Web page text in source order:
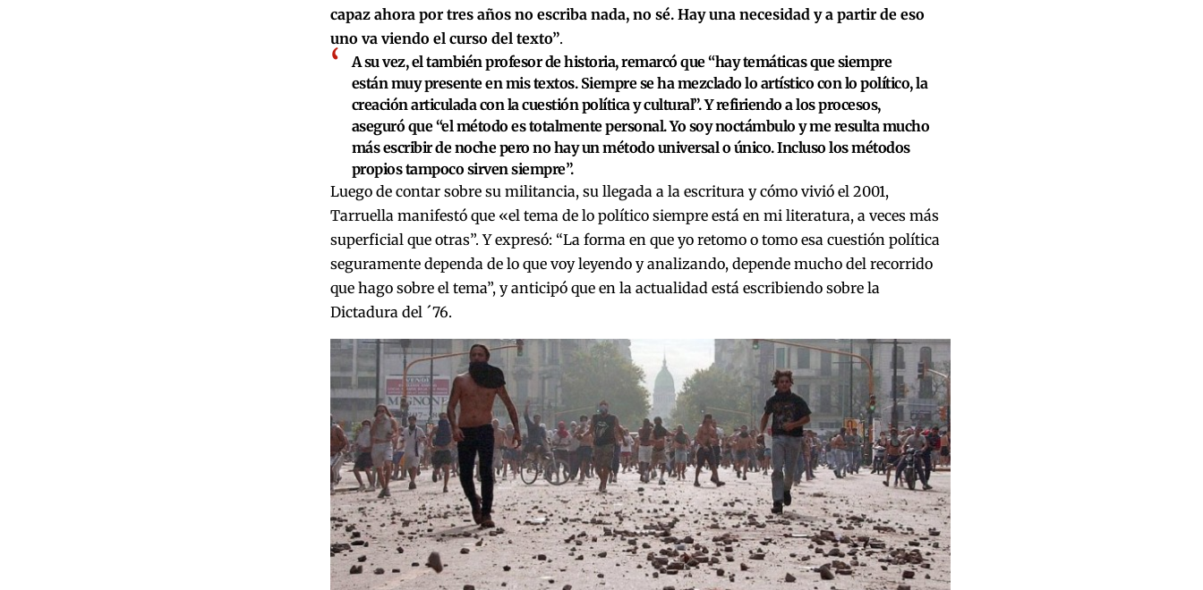
capaz ahora por tres años no escriba nada, no sé. Hay una necesidad y a partir de eso
uno va viendo el curso del texto”.
A su vez, el también profesor de historia, remarcó que “hay temáticas que siempre
están muy presente en mis textos. Siempre se ha mezclado lo artístico con lo político, la
creación articulada con la cuestión política y cultural”. Y refiriendo a los procesos,
aseguró que “el método es totalmente personal. Yo soy noctámbulo y me resulta mucho
más escribir de noche pero no hay un método universal o único. Incluso los métodos
propios tampoco sirven siempre”.
Luego de contar sobre su militancia, su llegada a la escritura y cómo vivió el 2001,
Tarruella manifestó que «el tema de lo político siempre está en mi literatura, a veces más
superficial que otras”. Y expresó: “La forma en que yo retomo o tomo esa cuestión política
seguramente dependa de lo que voy leyendo y analizando, depende mucho del recorrido
que hago sobre el tema”, y anticipó que en la actualidad está escribiendo sobre la
Dictadura del ´76.